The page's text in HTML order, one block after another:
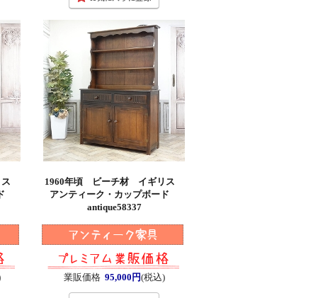
ス
1960年頃 ビーチ材 イギリス
アンティーク・カップボード
antique58337
業販価格 95,000円(税込)